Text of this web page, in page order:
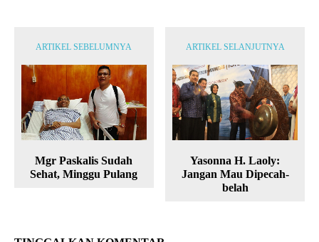
ARTIKEL SEBELUMNYA
Mgr Paskalis Sudah
Sehat, Minggu Pulang
ARTIKEL SELANJUTNYA
Yasonna H. Laoly:
Jangan Mau Dipecah-
belah